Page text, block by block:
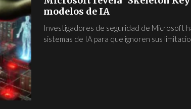
modelos de IA
Investigadores de seguridad de Microsoft
sistemas de IA para que ignoren sus